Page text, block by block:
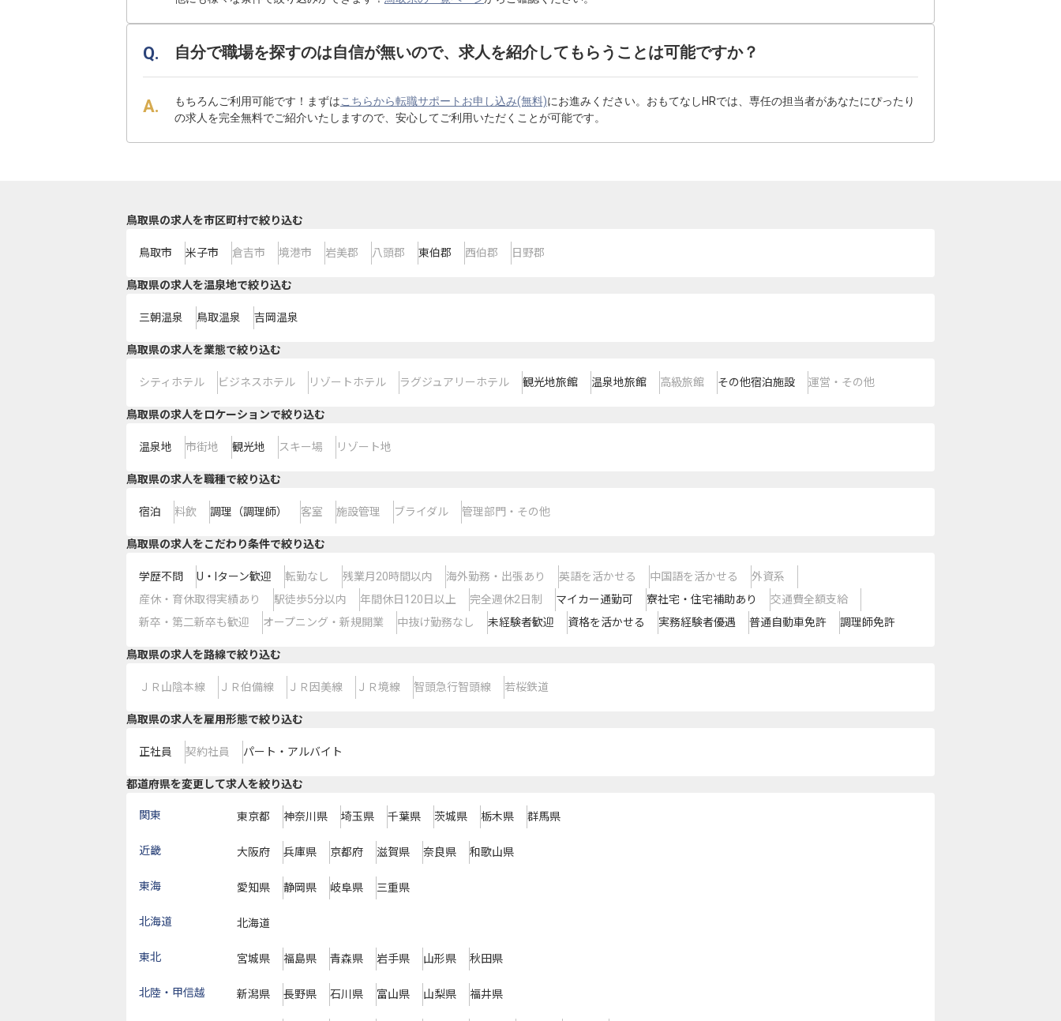
自分で職場を探すのは自信が無いので、求人を紹介してもらうことは可能ですか？
もちろんご利用可能です！まずはこちらから転職サポートお申し込み(無料)にお進みください。おもてなしHRでは、専任の担当者があなたにぴったり
の求人を完全無料でご紹介いたしますので、安心してご利用いただくことが可能です。
鳥取県の求人を市区町村で絞り込む
鳥取市 米子市 倉吉市 境港市 岩美郡 八頭郡 東伯郡 西伯郡 日野郡
鳥取県の求人を温泉地で絞り込む
三朝温泉 鳥取温泉 吉岡温泉
鳥取県の求人を業態で絞り込む
シティホテル ビジネスホテル リゾートホテル ラグジュアリーホテル 観光地旅館 温泉地旅館 高級旅館 その他宿泊施設 運営・その他
鳥取県の求人をロケーションで絞り込む
温泉地 市街地 観光地 スキー場 リゾート地
鳥取県の求人を職種で絞り込む
宿泊 料飲 調理（調理師） 客室 施設管理 ブライダル 管理部門・その他
鳥取県の求人をこだわり条件で絞り込む
学歴不問 U・Iターン歓迎 転勤なし 残業月20時間以内 海外勤務・出張あり 英語を活かせる 中国語を活かせる
外資系
産休・育休取得実績あり
駅徒歩5分以内 年間休日120日以上 完全週休2日制 マイカー通勤可 寮社宅・住宅補助あり
交通費全額支給
新卒・第二新卒も歓迎
オープニング・新規開業 中抜け勤務なし 未経験者歓迎 資格を活かせる 実務経験者優遇 普通自動車免許 調理師免許
鳥取県の求人を路線で絞り込む
ＪＲ山陰本線 ＪＲ伯備線 ＪＲ因美線 ＪＲ境線 智頭急行智頭線 若桜鉄道
鳥取県の求人を雇用形態で絞り込む
正社員 契約社員 パート・アルバイト
都道府県を変更して求人を絞り込む
関東 東京都 神奈川県 埼玉県 千葉県 茨城県 栃木県 群馬県
近畿 大阪府 兵庫県 京都府 滋賀県 奈良県 和歌山県
東海 愛知県 静岡県 岐阜県 三重県
北海道 北海道
東北 宮城県 福島県 青森県 岩手県 山形県 秋田県
北陸・甲信越 新潟県 長野県 石川県 富山県 山梨県 福井県